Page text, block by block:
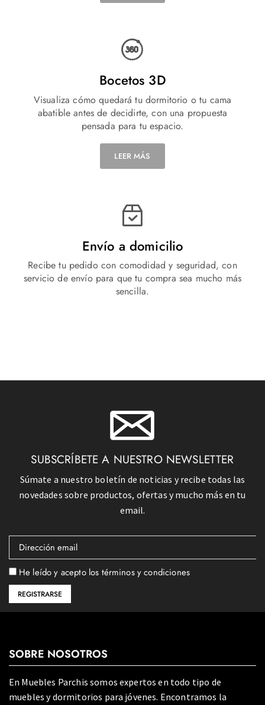
Bocetos 3D
Visualiza cómo quedará tu dormitorio o tu cama
abatible antes de decidirte, con una propuesta
pensada para tu espacio.
LEER MÁS
Envío a domicilio
Recibe tu pedido con comodidad y seguridad, con
servicio de envío para que tu compra sea mucho más
sencilla.
SUBSCRÍBETE A NUESTRO NEWSLETTER
Súmate a nuestro boletín de noticias y recibe todas las
novedades sobre productos, ofertas y mucho más en tu
email.
He leído y acepto los términos y condiciones
SOBRE NOSOTROS
En Muebles Parchis somos expertos en todo tipo de
muebles y dormitorios para jóvenes. Encontramos la